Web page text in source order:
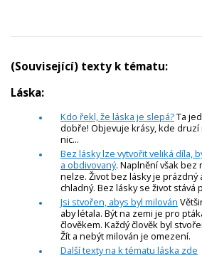
(Související) texty k tématu:
Láska:
Kdo řekl, že láska je slepá?Ta
dobře! Objevuje krásy, kde druzí
nic...
Bez lásky lze vytvořit veliká díla,
a obdivovaný. Naplnění však bez
nelze. Život bez lásky je prázdný
chladný. Bez lásky se život
Jsi stvořen, abys byl milován
aby létala. Být na zemi je pro
člověkem. Každý člověk byl
Žít a nebýt milován je omezení.
Další texty na k tématu láska zde